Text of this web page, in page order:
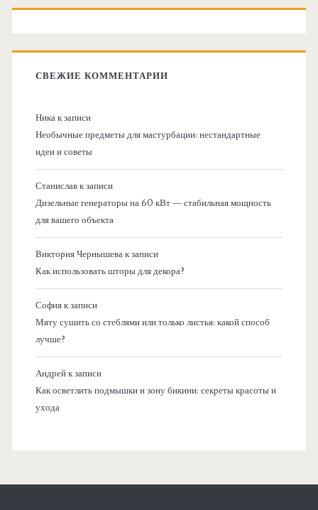
СВЕЖИЕ КОММЕНТАРИИ
Никак записи
Необычные предметы для мастурбации: нестандартные
идеи и советы
Станиславк записи
Дизельные генераторы на 60 кВт — стабильная мощность
для вашего объекта
Виктория Чернышевак записи
Как использовать шторы для декора?
Софияк записи
Мяту сушить со стеблями или только листья: какой способ
лучше?
Андрейк записи
Как осветлить подмышки и зону бикини: секреты красоты и
ухода